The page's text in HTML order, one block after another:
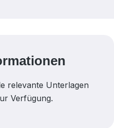
relevante Unterlagen
Verfügung.